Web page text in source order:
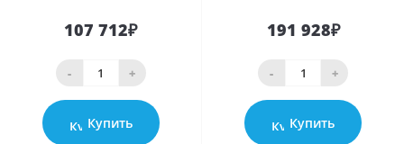
107 712₽
- +
Купить
191 928₽
- +
Купить